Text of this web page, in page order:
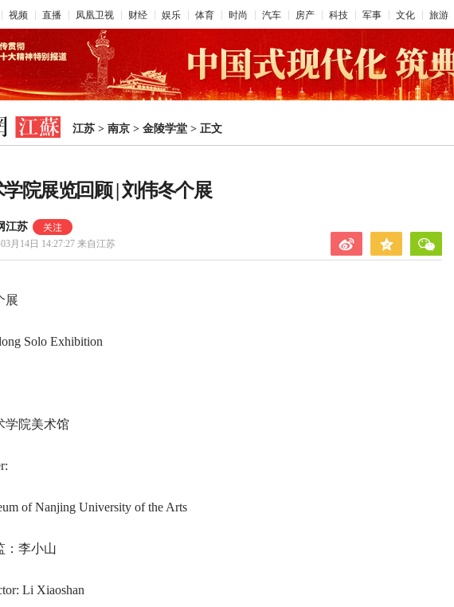
视频 直播 凤凰卫视 财经 娱乐 体育 时尚 汽车 房产 科技 军事 文化 旅游
江苏 > 南京 > 金陵学堂 > 正文
院展览回顾 | 刘伟冬个展
江苏
月14日 14:27:27 来自江苏
展
Solo Exhibition
学院美术馆
of Nanjing University of the Arts
：李小山
Li Xiaoshan